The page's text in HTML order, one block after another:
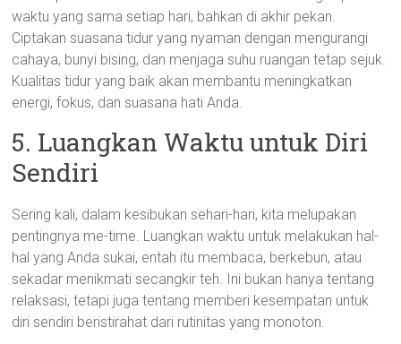
waktu yang sama setiap hari, bahkan di akhir pekan.
Ciptakan suasana tidur yang nyaman dengan mengurangi
cahaya, bunyi bising, dan menjaga suhu ruangan tetap sejuk.
Kualitas tidur yang baik akan membantu meningkatkan
energi, fokus, dan suasana hati Anda.
5. Luangkan Waktu untuk Diri
Sendiri
Sering kali, dalam kesibukan sehari-hari, kita melupakan
pentingnya me-time. Luangkan waktu untuk melakukan hal-
hal yang Anda sukai, entah itu membaca, berkebun, atau
sekadar menikmati secangkir teh. Ini bukan hanya tentang
relaksasi, tetapi juga tentang memberi kesempatan untuk
diri sendiri beristirahat dari rutinitas yang monoton.